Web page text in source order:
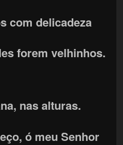
com delicadeza
forem velhinhos.
nas alturas.
ó meu Senhor